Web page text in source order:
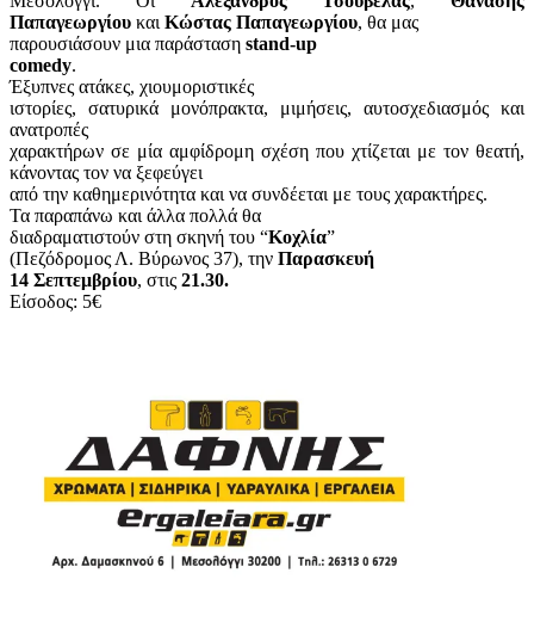
Παπαγεωργίου και Κώστας Παπαγεωργίου, θα μας
παρουσιάσουν μια παράσταση stand-up
comedy.
Έξυπνες ατάκες, χιουμοριστικές
ιστορίες, σατυρικά μονόπρακτα, μιμήσεις, αυτοσχεδιασμός και
ανατροπές
χαρακτήρων σε μία αμφίδρομη σχέση που χτίζεται με τον θεατή,
κάνοντας τον να ξεφεύγει
από την καθημερινότητα και να συνδέεται με τους χαρακτήρες.
Τα παραπάνω και άλλα πολλά θα
διαδραματιστούν στη σκηνή του “Κοχλία”
(Πεζόδρομος Λ. Βύρωνος 37), την Παρασκευή
14 Σεπτεμβρίου, στις 21.30.
Είσοδος: 5€